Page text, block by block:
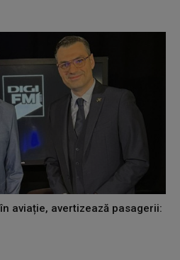
aviație, avertizează pasagerii: